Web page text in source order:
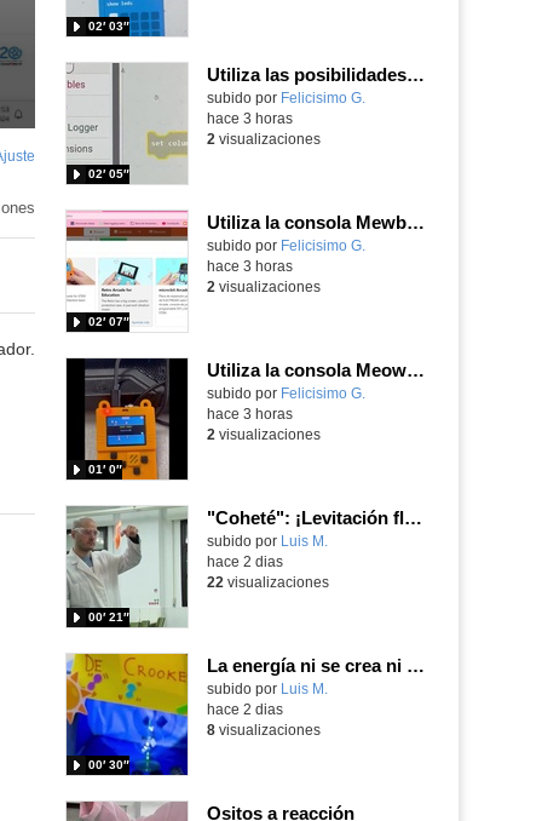
pantalla
02′ 03″
Utiliza las posibilidades de tu microbit programando com MakeCode para medir temperatura y nivel de luz con Datalogger
Contenido educativo.
subido por Felicisimo G.
02′ 05″
hace 3 horas
2 visualizaciones
Utiliza la consola Mewbit de Kittenbot para llevar tus juegos arcade de MakeCode a tu mano
Contenido educativo.
subido por Felicisimo G.
02′ 07″
hace 3 horas
2 visualizaciones
Utiliza la consola Meowbit de KIttenbot para jugar con tus programas MakeCode Arcade
Contenido educativo.
subido por Felicisimo G.
01′ 0″
hace 3 horas
2 visualizaciones
"Coheté": ¡Levitación flamígera!
Contenido educativo.
subido por Luis M.
00′ 21″
hace 2 dias
22 visualizaciones
La energía ni se crea ni se destruye... ¡se experimenta! El Tierno en la Feria Madrid es Ciencia 2026
Contenido educativo.
subido por Luis M.
00′ 30″
hace 2 dias
8visualizaciones
Ositos a reacción